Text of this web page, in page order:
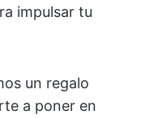
impulsar tu
un regalo
a poner en